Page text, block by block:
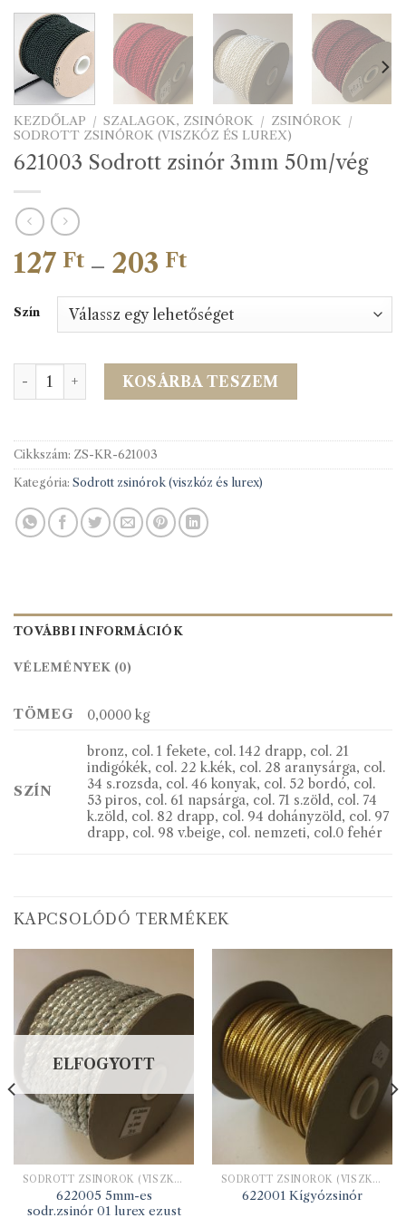
KEZDŐLAP / SZALAGOK, ZSINÓROK / ZSINÓROK /
SODROTT ZSINÓROK (VISZKÓZ ÉS LUREX)
621003 Sodrott zsinór 3mm 50m/vég
127 Ft – 203 FtÁrtartomány:
-
203 Ft
Szín
621003 Sodrott zsinór 3mm 50m/vég mennyiség
KOSÁRBA TESZEM
Cikkszám: ZS-KR-621003
Kategória: Sodrott zsinórok (viszkóz és lurex)
TOVÁBBI INFORMÁCIÓK
VÉLEMÉNYEK (0)
TÖMEG 0,0000 kg
SZÍN
bronz, col. 1 fekete, col. 142 drapp, col. 21
indigókék, col. 22 k.kék, col. 28 aranysárga, col.
34 s.rozsda, col. 46 konyak, col. 52 bordó, col.
53 piros, col. 61 napsárga, col. 71 s.zöld, col. 74
k.zöld, col. 82 drapp, col. 94 dohányzöld, col. 97
drapp, col. 98 v.beige, col. nemzeti, col.0 fehér
KAPCSOLÓDÓ TERMÉKEK
ELFOGYOTT
SODROTT ZSINÓROK (VISZKÓZ ÉS LUREX)
622005 5mm-es
sodr.zsinór 01 lurex ezust
SODROTT ZSINÓROK (VISZKÓZ ÉS LUREX)
622001 Kígyózsinór